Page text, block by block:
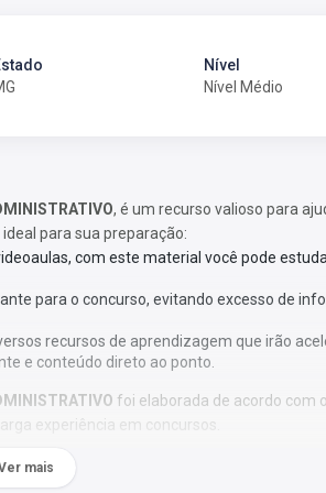
Nível
Nível Médio
, é um recurso valioso para
para sua preparação:
com este material você pode
para o concurso, evitando excesso de
recursos de aprendizagem que irão
e conteúdo direto ao ponto.
foi elaborada de acordo com
experiência em concursos.
mais